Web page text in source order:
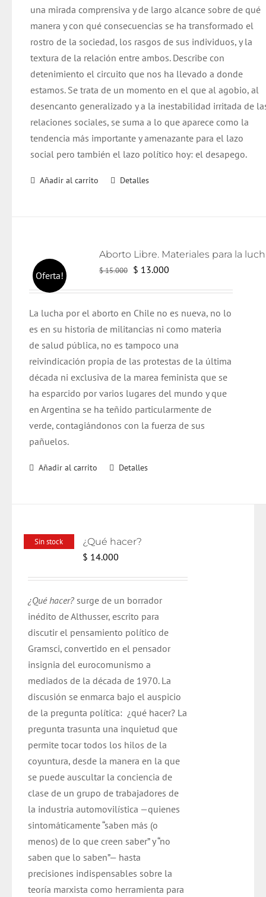
una mirada comprensiva y de largo alcance sobre de qué
manera y con qué consecuencias se ha transformado el
rostro de la sociedad, los rasgos de sus individuos, y la
textura de la relación entre ambos. Describe con
detenimiento el circuito que nos ha llevado a donde
estamos. Se trata de un momento en el que al agobio, al
desencanto generalizado y a la inestabilidad irritada de
relaciones sociales, se suma a lo que aparece como la
tendencia más importante y amenazante para el lazo
social pero también el lazo político hoy: el desapego.
Añadir al carrito Detalles
Oferta! $15.000 El
era:
$ 15.000.
$ 13.000El
es:
$ 13.000.
La lucha por el aborto en Chile no es nueva, no lo
es en su historia de militancias ni como materia
de salud pública, no es tampoco una
reivindicación propia de las protestas de la última
década ni exclusiva de la marea feminista que se
ha esparcido por varios lugares del mundo y que
en Argentina se ha teñido particularmente de
verde, contagiándonos con la fuerza de sus
pañuelos.
Añadir al carrito Detalles
Sin stock ¿Qué hacer?
$ 14.000
¿Qué hacer? surge de un borrador
inédito de Althusser, escrito para
discutir el pensamiento político de
Gramsci, convertido en el pensador
insignia del eurocomunismo a
mediados de la década de 1970. La
discusión se enmarca bajo el auspicio
de la pregunta política: ¿qué hacer? La
pregunta trasunta una inquietud que
permite tocar todos los hilos de la
coyuntura, desde la manera en la que
se puede auscultar la conciencia de
clase de un grupo de trabajadores de
la industria automovilística —quienes
sintomáticamente “saben más (o
menos) de lo que creen saber” y “no
saben que lo saben”— hasta
precisiones indispensables sobre la
teoría marxista como herramienta para